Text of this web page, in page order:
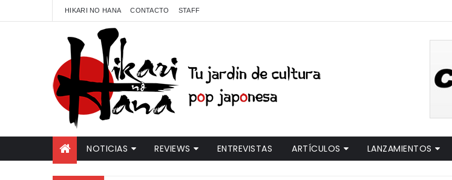
HIKARI NO HANA CONTACTO STAFF
NOTICIAS REVIEWS ENTREVISTAS ARTÍCULOS LANZAMIENTOS